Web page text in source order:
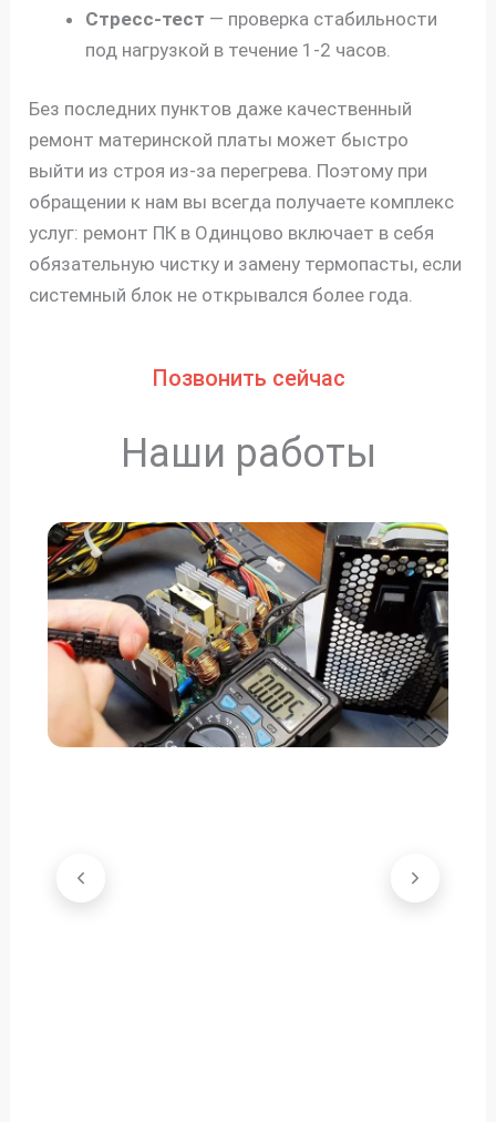
Стресс-тест — проверка стабильности
под нагрузкой в течение 1-2 часов.
Без последних пунктов даже качественный
ремонт материнской платы может быстро
выйти из строя из-за перегрева. Поэтому при
обращении к нам вы всегда получаете комплекс
услуг: ремонт ПК в Одинцово включает в себя
обязательную чистку и замену термопасты, если
системный блок не открывался более года.
Позвонить сейчас
Наши работы